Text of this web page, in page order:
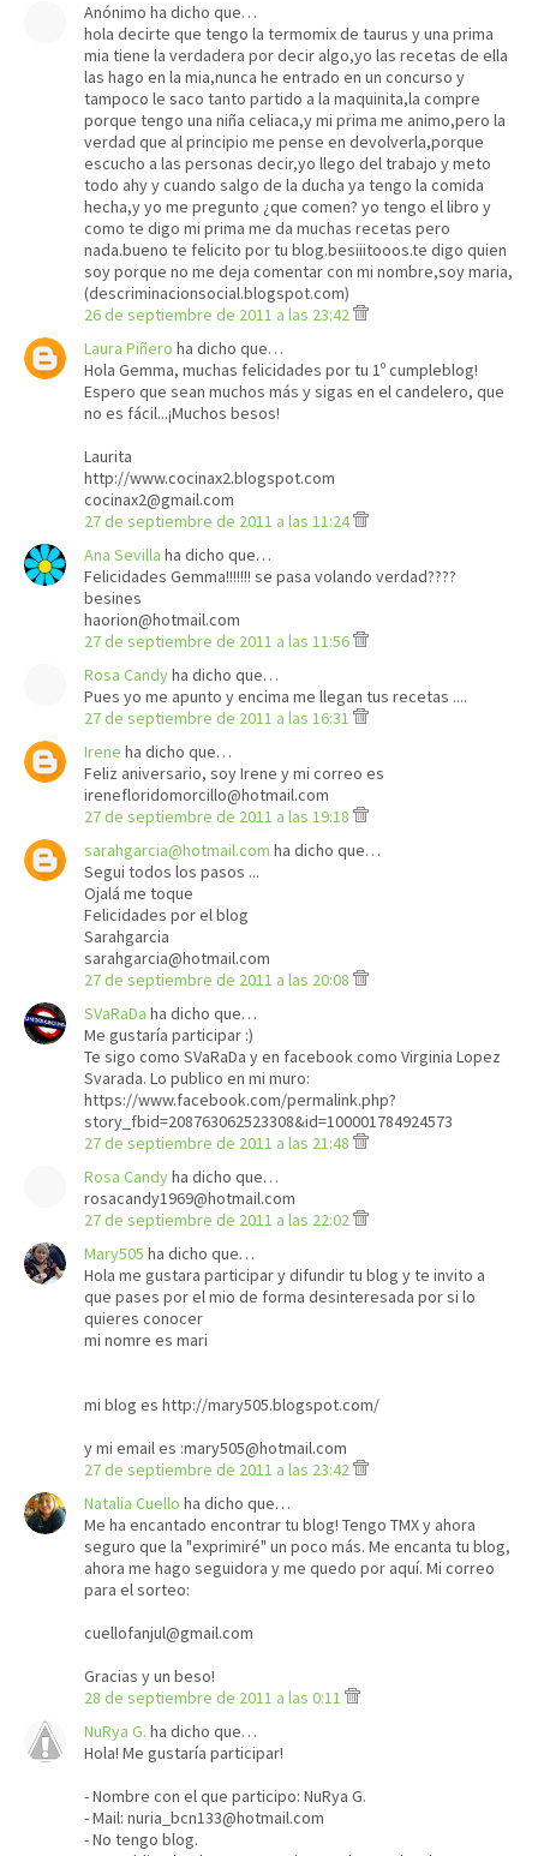
Anónimo ha dicho que…
hola decirte que tengo la termomix de taurus y una prima
mia tiene la verdadera por decir algo,yo las recetas de ella
las hago en la mia,nunca he entrado en un concurso y
tampoco le saco tanto partido a la maquinita,la compre
porque tengo una niña celiaca,y mi prima me animo,pero la
verdad que al principio me pense en devolverla,porque
escucho a las personas decir,yo llego del trabajo y meto
todo ahy y cuando salgo de la ducha ya tengo la comida
hecha,y yo me pregunto ¿que comen? yo tengo el libro y
como te digo mi prima me da muchas recetas pero
nada.bueno te felicito por tu blog.besiiitooos.te digo quien
soy porque no me deja comentar con mi nombre,soy maria,
(descriminacionsocial.blogspot.com)
26 de septiembre de 2011 a las 23:42
Laura Piñero ha dicho que…
Hola Gemma, muchas felicidades por tu 1º cumpleblog!
Espero que sean muchos más y sigas en el candelero, que
no es fácil...¡Muchos besos!
Laurita
http://www.cocinax2.blogspot.com
cocinax2@gmail.com
27 de septiembre de 2011 a las 11:24
Ana Sevilla ha dicho que…
Felicidades Gemma!!!!!!! se pasa volando verdad????
besines
haorion@hotmail.com
27 de septiembre de 2011 a las 11:56
Rosa Candyha dicho que…
Pues yo me apunto y encima me llegan tus recetas ....
27 de septiembre de 2011 a las 16:31
Irene ha dicho que…
Feliz aniversario, soy Irene y mi correo es
irenefloridomorcillo@hotmail.com
27 de septiembre de 2011 a las 19:18
sarahgarcia@hotmail.com ha dicho que…
Segui todos los pasos ...
Ojalá me toque
Felicidades por el blog
Sarahgarcia
sarahgarcia@hotmail.com
27 de septiembre de 2011 a las 20:08
SVaRaDa ha dicho que…
Me gustaría participar :)
Te sigo como SVaRaDa y en facebook como Virginia Lopez
Svarada. Lo publico en mi muro:
https://www.facebook.com/permalink.php?
story_fbid=208763062523308&id=100001784924573
27 de septiembre de 2011 a las 21:48
Rosa Candyha dicho que…
rosacandy1969@hotmail.com
27 de septiembre de 2011 a las 22:02
Mary505 ha dicho que…
Hola me gustara participar y difundir tu blog y te invito a
que pases por el mio de forma desinteresada por si lo
quieres conocer
mi nomre es mari
mi blog es http://mary505.blogspot.com/
y mi email es :mary505@hotmail.com
27 de septiembre de 2011 a las 23:42
Natalia Cuello ha dicho que…
Me ha encantado encontrar tu blog! Tengo TMX y ahora
seguro que la "exprimiré" un poco más. Me encanta tu blog,
ahora me hago seguidora y me quedo por aquí. Mi correo
para el sorteo:
cuellofanjul@gmail.com
Gracias y un beso!
28 de septiembre de 2011 a las 0:11
NuRya G. ha dicho que…
Hola! Me gustaría participar!
- Nombre con el que participo: NuRya G.
- Mail: nuria_bcn133@hotmail.com
- No tengo blog.